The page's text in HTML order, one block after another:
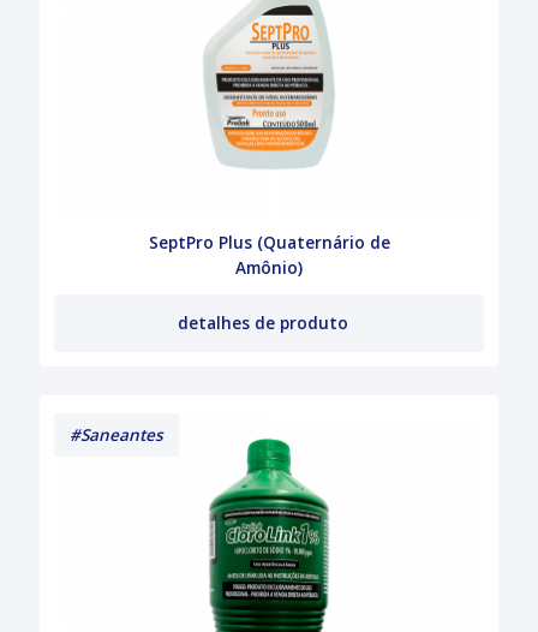
SeptPro Plus (Quaternário de
Amônio)
detalhes de produto
#Saneantes